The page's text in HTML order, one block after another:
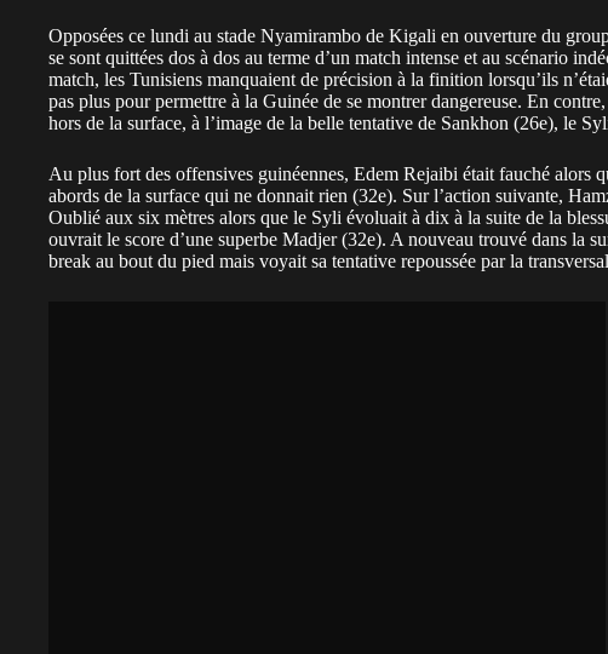
Opposées ce lundi au stade Nyamirambo de Kigali en ouverture du
se sont quittées dos à dos au terme d’un match intense et au scénario
match, les Tunisiens manquaient de précision à la finition lorsqu’ils
pas plus pour permettre à la Guinée de se montrer dangereuse. En
hors de la surface, à l’image de la belle tentative de Sankhon (26e), le
Au plus fort des offensives guinéennes, Edem Rejaibi était fauché alors
abords de la surface qui ne donnait rien (32e). Sur l’action suivante,
Oublié aux six mètres alors que le Syli évoluait à dix à la suite de la
ouvrait le score d’une superbe Madjer (32e). A nouveau trouvé dans la
break au bout du pied mais voyait sa tentative repoussée par la